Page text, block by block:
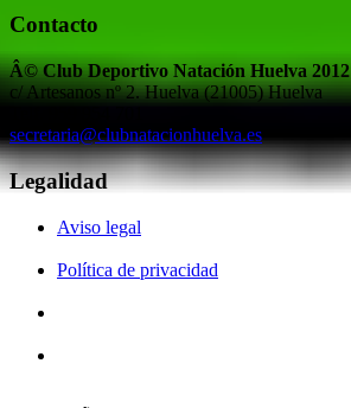
Contacto
Â© Club Deportivo Natación Huelva 2012
c/ Artesanos nº 2. Huelva (21005) Huelva
secretaria@clubnatacionhuelva.es
Legalidad
Aviso legal
Política de privacidad